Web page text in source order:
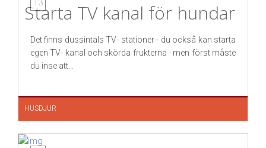
13
Starta TV kanal för hundar
Det finns dussintals TV- stationer - du också kan starta
egen TV- kanal och skörda frukterna - men först måste
du inse att...
HUSDJUR